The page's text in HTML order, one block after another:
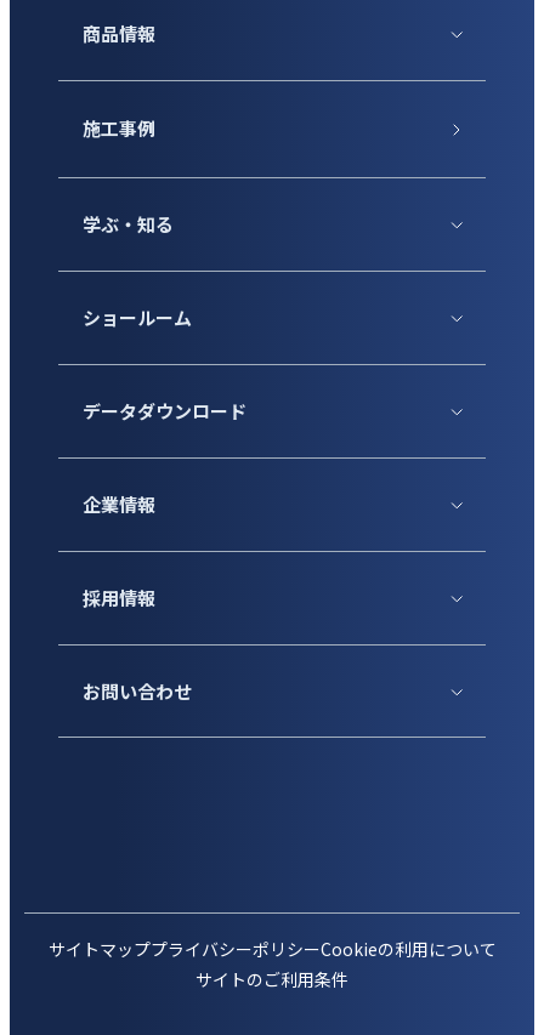
商品情報
施工事例
学ぶ・知る
ショールーム
データダウンロード
企業情報
採用情報
お問い合わせ
サイトマッププライバシーポリシーCookieの利用について
サイトのご利用条件